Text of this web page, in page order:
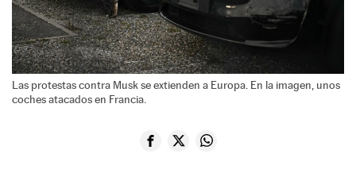
Las protestas contra Musk se extienden a Europa. En la imagen, unos
coches atacados en Francia.